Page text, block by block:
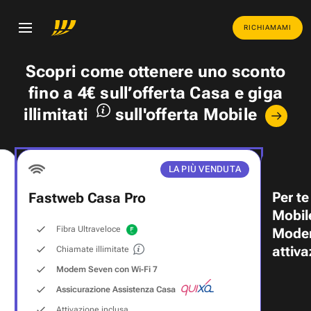
RICHIAMAMI
Scopri come ottenere uno sconto
fino a 4€ sull’offerta Casa egiga
illimitati
sull'offerta Mobile
LA PIÙ VENDUTA
Fastweb Casa Pro
Fibra Ultraveloce
Chiamate illimitate
Modem Seven con Wi‑Fi 7
Assicurazione Assistenza Casa
Per